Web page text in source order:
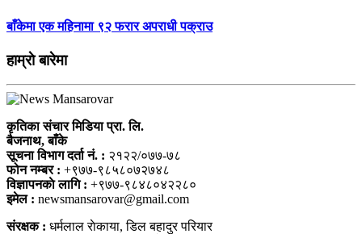
बाँकेमा एक महिनामा ९२ फरार अपराधी पक्राउ
हाम्राे बारेमा
कृतिका संचार मिडिया प्रा. लि.
बैजनाथ, बाँके
सूचना विभाग दर्ता नं. : २१२२/०७७-७८
फोन नम्बर : +९७७-९८५८०७२७४८
विज्ञापनकाे लागि : +९७७-९८४८०४२२८०
इमेल : newsmansarovar@gmail.com
संरक्षक : धर्मलाल राेकाया, डिल बहादुर परियार